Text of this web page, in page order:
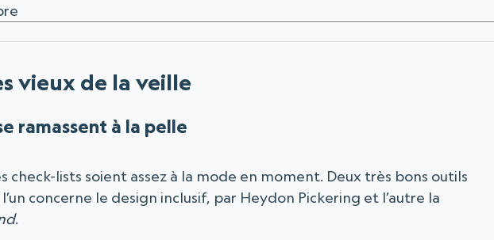
vieux de la veille
ramassent à la pelle
check-lists soient assez à la mode en moment. Deux très bons outils
concerne le design inclusif, par Heydon Pickering et l’autre la
.